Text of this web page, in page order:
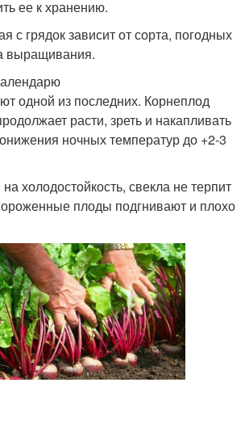
ее к хранению.
с грядок зависит от сорта, погодных
выращивания.
одной из последних. Корнеплод
расти, зреть и накапливать
ночных температур до +2-3
холодостойкость, свекла не терпит
плоды подгнивают и плохо